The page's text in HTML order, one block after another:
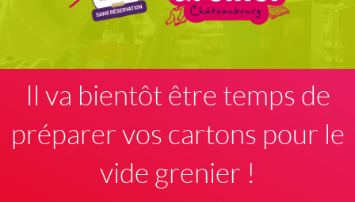
Il va bientôt être temps de
préparer vos cartons pour le
vide grenier !